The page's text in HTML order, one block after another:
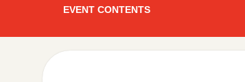
イベントに参加
開催中のイベント
制作室を使う
EVENT CONTENTS
開催中のイベント